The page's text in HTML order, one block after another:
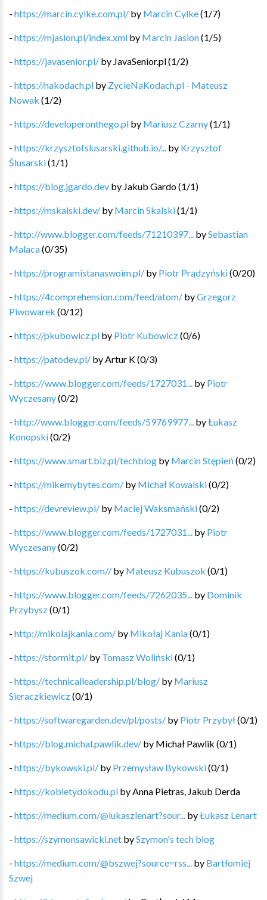
- https://marcin.cylke.com.pl/ by Marcin Cylke(1/7)
- https://mjasion.pl/index.xml by Marcin Jasion(1/5)
- https://javasenior.pl/ by JavaSenior.pl(1/2)
- https://nakodach.pl by ZycieNaKodach.pl - Mateusz
Nowak (1/2)
- https://developeronthego.pl by Mariusz Czarny(1/1)
- https://krzysztofslusarski.github.io/... by Krzysztof
Ślusarski(1/1)
- https://blog.jgardo.dev by Jakub Gardo(1/1)
- https://mskalski.dev/ by Marcin Skalski(1/1)
- http://www.blogger.com/feeds/71210397... bySebastian
Malaca(0/35)
- https://programistanaswoim.pl/ by Piotr Prądzyński(0/20)
- https://4comprehension.com/feed/atom/ byGrzegorz
Piwowarek (0/12)
- https://pkubowicz.pl by Piotr Kubowicz(0/6)
- https://patodev.pl/ by Artur K(0/3)
- https://www.blogger.com/feeds/1727031... by Piotr
Wyczesany(0/2)
- http://www.blogger.com/feeds/59769977... byŁukasz
Konopski(0/2)
- https://www.smart.biz.pl/techblog by Marcin Stępień (0/2)
- https://mikemybytes.com/ by Michał Kowalski(0/2)
- https://devreview.pl/ by Maciej Waksmański(0/2)
- https://www.blogger.com/feeds/1727031... by Piotr
Wyczesany(0/2)
- https://kubuszok.com// by Mateusz Kubuszok (0/1)
- https://www.blogger.com/feeds/7262035... by Dominik
Przybysz(0/1)
- http://mikolajkania.com/ by Mikołaj Kania(0/1)
- https://stormit.pl/ by Tomasz Woliński(0/1)
- https://technicalleadership.pl/blog/ by Mariusz
Sieraczkiewicz(0/1)
- https://softwaregarden.dev/pl/posts/ by Piotr Przybył(0/1)
- https://blog.michal.pawlik.dev/ by Michał Pawlik (0/1)
- https://bykowski.pl/ by Przemysław Bykowski(0/1)
- https://kobietydokodu.pl by Anna Pietras, Jakub Derda
- https://medium.com/@lukaszlenart?sour... byŁukasz Lenart
- https://szymonsawicki.net bySzymon's tech blog
- https://medium.com/@bszwej?source=rss... by Bartłomiej
Szwej